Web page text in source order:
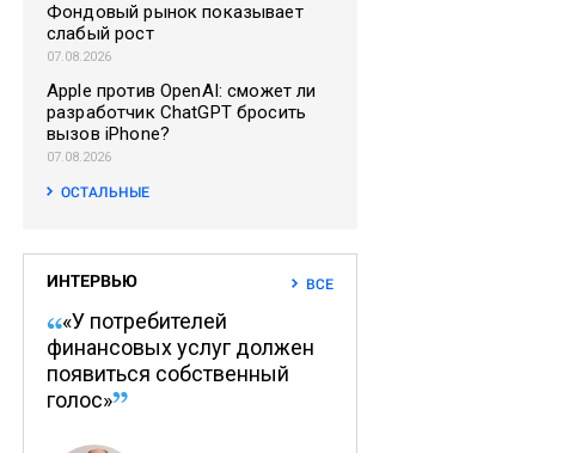
Фондовый рынок показывает
слабый рост
07.08.2026
Apple против OpenAI: сможет ли
разработчик ChatGPT бросить
вызов iPhone?
07.08.2026
ОСТАЛЬНЫЕ
ИНТЕРВЬЮ ВСЕ
«У потребителей
финансовых услуг должен
появиться собственный
голос»